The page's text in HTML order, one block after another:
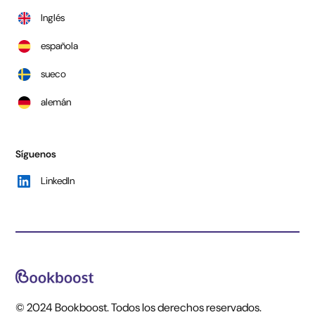
Inglés
española
sueco
alemán
Síguenos
LinkedIn
© 2024 Bookboost. Todos los derechos reservados.